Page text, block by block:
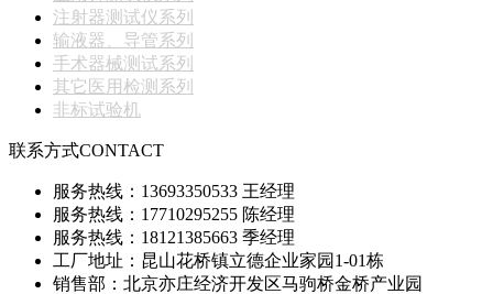
注射器测试仪系列
输液器、导管系列
手术器械测试系列
其它医用检测系列
非标试验机
联系方式CONTACT
服务热线：13693350533 王经理
服务热线：17710295255 陈经理
服务热线：18121385663 季经理
工厂地址：昆山花桥镇立德企业家园1-01栋
销售部：北京亦庄经济开发区马驹桥金桥产业园